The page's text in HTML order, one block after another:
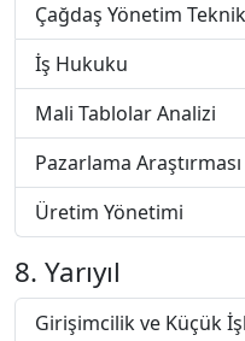
Çağdaş Yönetim
İş Hukuku
Mali Tablolar Analizi
Pazarlama Araştırması
Üretim Yönetimi
8. Yarıyıl
Girişimcilik ve Küçük